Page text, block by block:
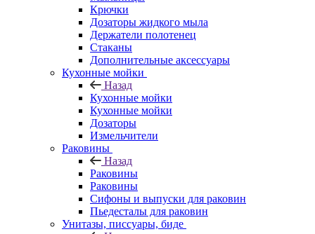
Крючки
Дозаторы жидкого мыла
Держатели полотенец
Стаканы
Дополнительные аксессуары
Кухонные мойки
Назад
Кухонные мойки
Кухонные мойки
Дозаторы
Измельчители
Раковины
Назад
Раковины
Раковины
Сифоны и выпуски для раковин
Пьедесталы для раковин
Унитазы, писсуары, биде